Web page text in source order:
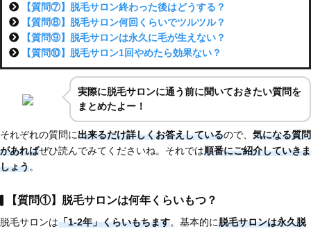
【質問⑦】脱毛サロン終わった後はどうする？
【質問⑧】脱毛サロン何回くらいでツルツル？
【質問⑨】脱毛サロンは永久に毛が生えない？
【質問⑩】脱毛サロン1回やめたら効果ない？
実際に脱毛サロンに通う前に聞いておきたい質問を
まとめたよー！
それぞれの質問に出来るだけ詳しくお答えしているので、 気になる質問
があればぜひ読んでみてくださいね。それでは順番にご紹介していきま
しょう。
【質問①】脱毛サロンは何年くらいもつ？
脱毛サロンは「1-2年」くらいもちます。基本的に脱毛サロンは永久脱